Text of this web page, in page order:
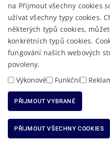
AKTUALITY
2023 © Královéhradecký kraj •
RSS • Mapa stránek •Cookies
na Přijmout všechny cookies
užívat všechny typy cookies.
některých typů cookies,
konkrétních typů cookies.
fungování našich webových
povoleny.
Výkonové
Funkční
PŘIJMOUT VYBRANÉ
PŘIJMOUT VŠECHNY COOKIES
ODMÍTNOUT